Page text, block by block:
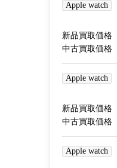
Apple watch
新品買取価格
中古買取価格
Apple watch
新品買取価格
中古買取価格
Apple watch